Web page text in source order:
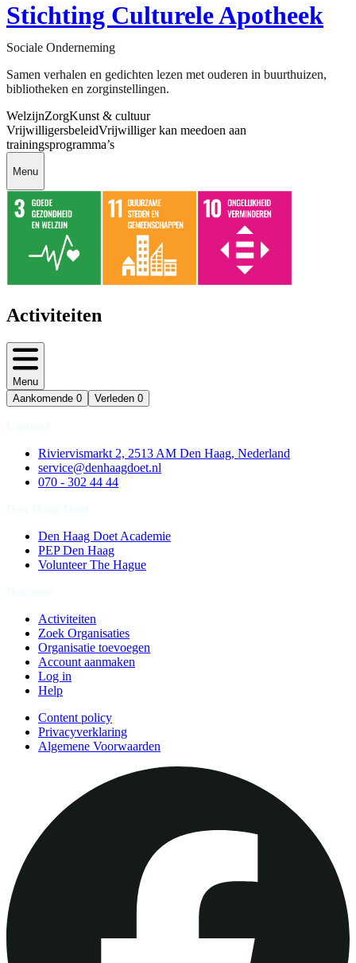
Stichting Culturele Apotheek
Sociale Onderneming
Samen verhalen en gedichten lezen met ouderen in buurthuizen,
bibliotheken en zorginstellingen.
WelzijnZorgKunst & cultuur
VrijwilligersbeleidVrijwilliger kan meedoen aan
trainingsprogramma’s
Menu
Activiteiten
Menu
Aankomende 0 Verleden 0
Riviervismarkt 2, 2513 AM Den Haag, Nederland
service@denhaagdoet.nl
070 - 302 44 44
Den Haag Doet Academie
PEP Den Haag
Volunteer The Hague
Activiteiten
Zoek Organisaties
Organisatie toevoegen
Account aanmaken
Log in
Help
Content policy
Privacyverklaring
Algemene Voorwaarden